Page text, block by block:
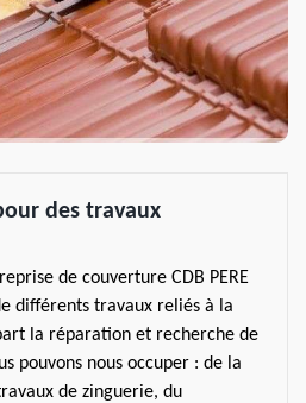
pour des travaux
de couverture CDB PERE
différents travaux reliés à la
la réparation et recherche de
pouvons nous occuper : de la
de zinguerie, du